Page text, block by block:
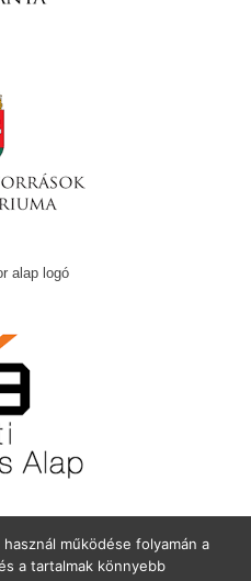
működése folyamán a
a tartalmak könnyebb